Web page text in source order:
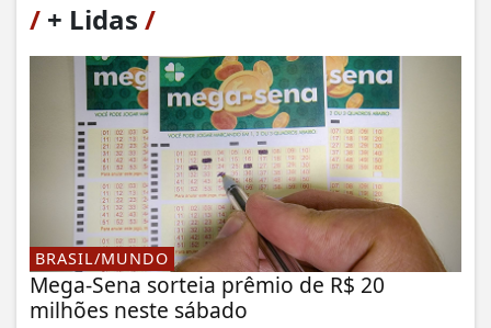
/ + Lidas /
BRASIL/MUNDO
Mega-Sena sorteia prêmio de R$ 20
milhões neste sábado